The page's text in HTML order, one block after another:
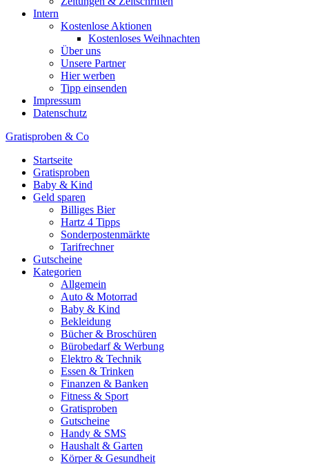
Intern
Kostenlose Aktionen
Kostenloses Weihnachten
Über uns
Unsere Partner
Hier werben
Tipp einsenden
Impressum
Datenschutz
Gratisproben & Co
Startseite
Gratisproben
Baby & Kind
Geld sparen
Billiges Bier
Hartz 4 Tipps
Sonderpostenmärkte
Tarifrechner
Gutscheine
Kategorien
Allgemein
Auto & Motorrad
Baby & Kind
Bekleidung
Bücher & Broschüren
Bürobedarf & Werbung
Elektro & Technik
Essen & Trinken
Finanzen & Banken
Fitness & Sport
Gratisproben
Gutscheine
Handy & SMS
Haushalt & Garten
Körper & Gesundheit